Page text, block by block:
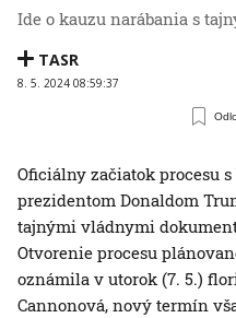
Ide o kauzu narábania s
TASR
8. 5. 2024 08:59:37
Oficiálny začiatok procesu
prezidentom Donaldom
tajnými vládnymi
Otvorenie procesu
oznámila v utorok (7. 5.)
Cannonová, nový termín